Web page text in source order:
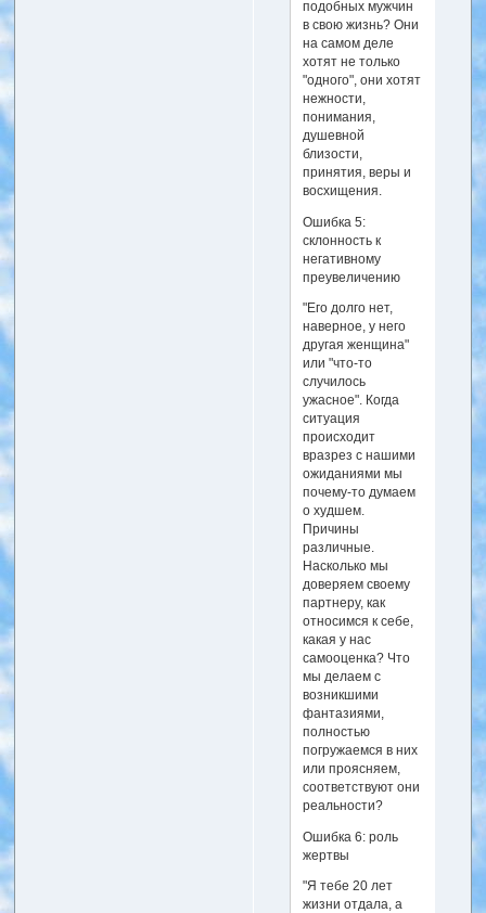
подобных мужчин
в свою жизнь? Они
на самом деле
хотят не только
"одного", они хотят
нежности,
понимания,
душевной
близости,
принятия, веры и
восхищения.
Ошибка 5:
склонность к
негативному
преувеличению
"Его долго нет,
наверное, у него
другая женщина"
или "что-то
случилось
ужасное". Когда
ситуация
происходит
вразрез с нашими
ожиданиями мы
почему-то думаем
о худшем.
Причины
различные.
Насколько мы
доверяем своему
партнеру, как
относимся к себе,
какая у нас
самооценка? Что
мы делаем с
возникшими
фантазиями,
полностью
погружаемся в них
или проясняем,
соответствуют они
реальности?
Ошибка 6: роль
жертвы
"Я тебе 20 лет
жизни отдала, а